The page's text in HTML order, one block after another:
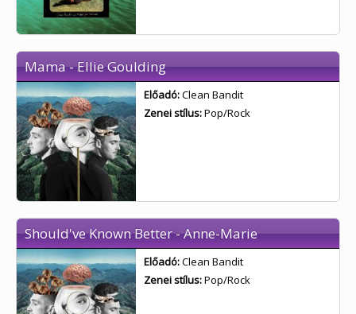
Mama - Ellie Goulding
Előadó:Clean Bandit
Zenei stílus:Pop/Rock
Should've Known Better - Anne-Marie
Előadó:Clean Bandit
Zenei stílus:Pop/Rock